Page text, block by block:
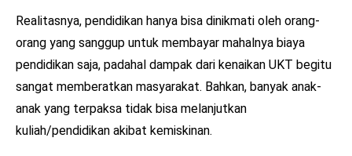
Realitasnya, pendidikan hanya bisa dinikmati oleh orang-
orang yang sanggup untuk membayar mahalnya biaya
pendidikan saja, padahal dampak dari kenaikan UKT begitu
sangat memberatkan masyarakat. Bahkan, banyak anak-
anak yang terpaksa tidak bisa melanjutkan
kuliah/pendidikan akibat kemiskinan.